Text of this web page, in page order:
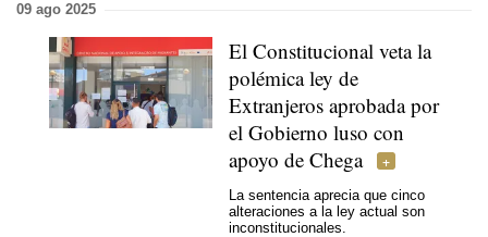
09 ago 2025
El Constitucional veta la
polémica ley de
Extranjeros aprobada por
el Gobierno luso con
apoyo de Chega
La sentencia aprecia que cinco
alteraciones a la ley actual son
inconstitucionales.